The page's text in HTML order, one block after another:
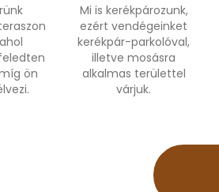
ön
Mi is kerékpározunk,
ezért vendégeinket
kerékpár-parkolóval,
illetve mosásra
alkalmas területtel
várjuk.